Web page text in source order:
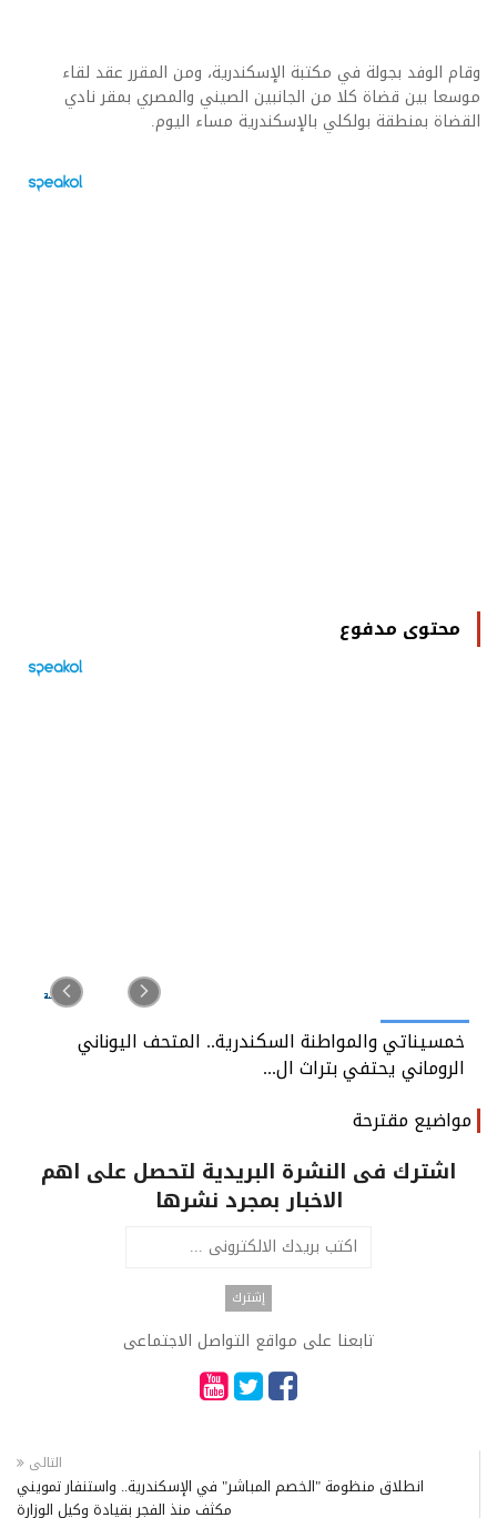
وقام الوفد بجولة في مكتبة الإسكندرية، ومن المقرر عقد لقاء
موسعا بين قضاة كلا من الجانبين الصيني والمصري بمقر نادي
القضاة بمنطقة بولكلي بالإسكندرية مساء اليوم.
محتوى مدفوع
خمسيناتي والمواطنة السكندرية.. المتحف اليوناني
الروماني يحتفي بتراث ال...
مواضيع مقترحة
اشترك فى النشرة البريدية لتحصل على اهم
الاخبار بمجرد نشرها
تابعنا على مواقع التواصل الاجتماعى
التالى
انطلاق منظومة "الخصم المباشر" في الإسكندرية.. واستنفار تمويني
مكثف منذ الفجر بقيادة وكيل الوزارة